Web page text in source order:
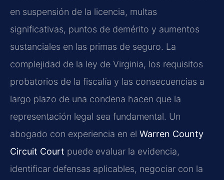
en suspensión de la licencia, multas
significativas, puntos de demérito y aumentos
sustanciales en las primas de seguro. La
complejidad de la ley de Virginia, los requisitos
probatorios de la fiscalía y las consecuencias a
largo plazo de una condena hacen que la
representación legal sea fundamental. Un
abogado con experiencia en el Warren County
Circuit Court puede evaluar la evidencia,
identificar defensas aplicables, negociar con la